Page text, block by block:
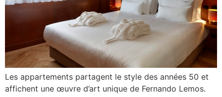
Les appartements partagent le style des années 50 et
affichent une œuvre d’art unique de Fernando Lemos.